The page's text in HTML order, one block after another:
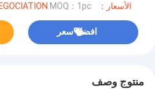
الأسعار：NEGOCIATION MOQ：1pc
افضل سعر
منتوج وصف